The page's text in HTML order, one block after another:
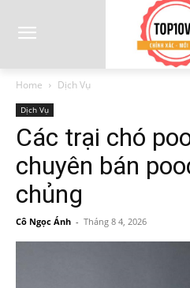
Home Dịch Vụ
Dịch Vụ
Các trại chó
chuyên bán
chủng
Cô Ngọc Ánh - Tháng 8 4, 2026